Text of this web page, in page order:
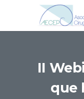
II
que